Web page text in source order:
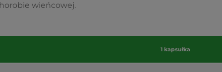
wieńcowej.
1 kapsułka